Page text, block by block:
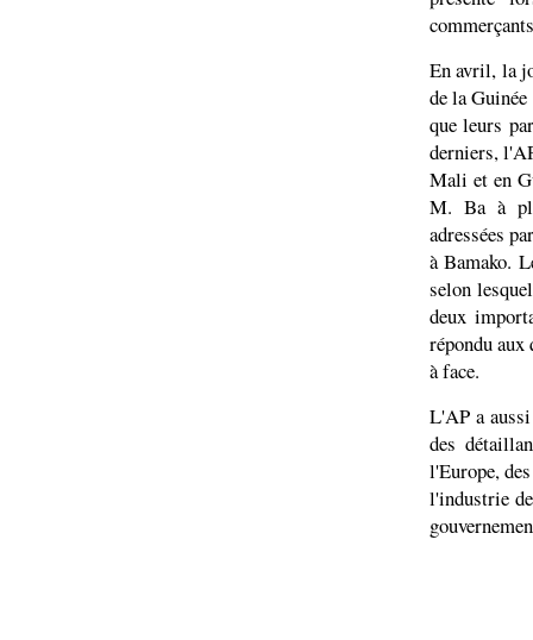
En avril, la
de la
que leurs
derniers,
Mali et en
M. Ba à
adressées
à Bamako.
selon
deux
répondu
à face.
L'AP a
des
l'Europe,
l'industrie